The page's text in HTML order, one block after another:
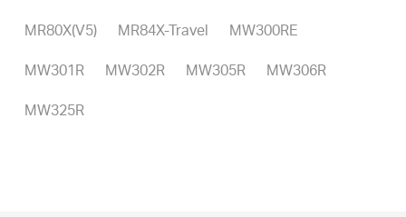
MR80X(V5) MR84X-Travel MW300RE
MW301R MW302R MW305R MW306R
MW325R